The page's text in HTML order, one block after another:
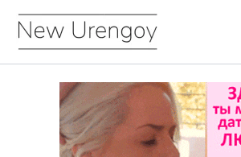
содержимому